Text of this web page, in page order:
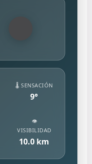
🌡️ SENSACIÓN
9°
👁️
VISIBILIDAD
10.0 km